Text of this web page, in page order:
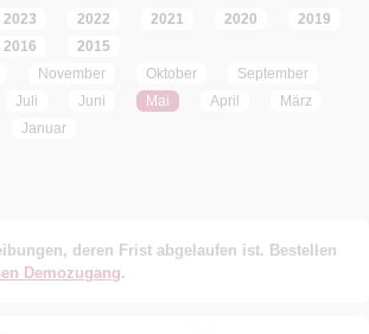
2023 2022 2021 2020
2019
2016
2015
November Oktober
September
Juli Juni Mai April
März
Januar
deren Frist abgelaufen ist. Bestellen
Demozugang.